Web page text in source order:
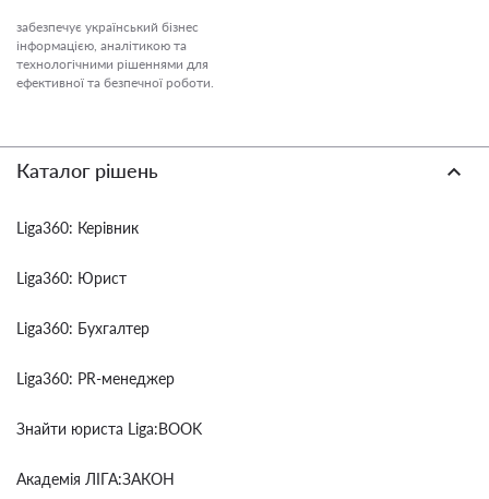
забезпечує український бізнес
інформацією, аналітикою та
технологічними рішеннями для
ефективної та безпечної роботи.
Каталог рішень
Liga360: Керівник
Liga360: Юрист
Liga360: Бухгалтер
Liga360: PR-менеджер
Знайти юриста Liga:BOOK
Академія ЛІГА:ЗАКОН